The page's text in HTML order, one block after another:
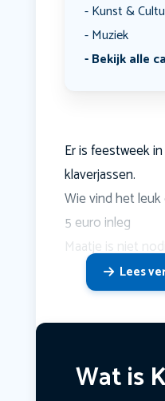
Kunst &
Muziek
Bekijk alle
Er is feestweek
klaverjassen.
Wie vind het
5 euro inleg
Maatje is niet
Lees
Wat is